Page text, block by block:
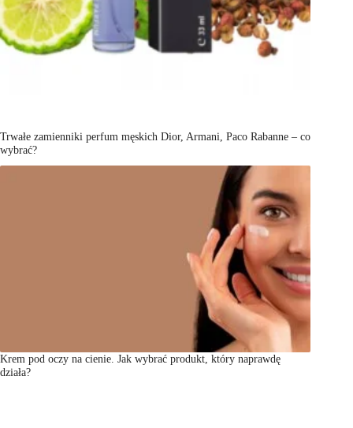
Trwałe zamienniki perfum męskich Dior, Armani, Paco Rabanne – co
wybrać?
Krem pod oczy na cienie. Jak wybrać produkt, który naprawdę
działa?